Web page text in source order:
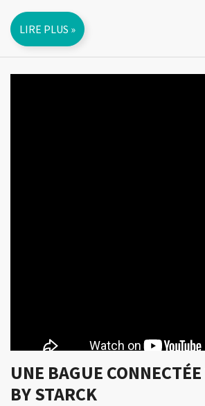
LIRE PLUS »
UNE BAGUE
BY STARCK